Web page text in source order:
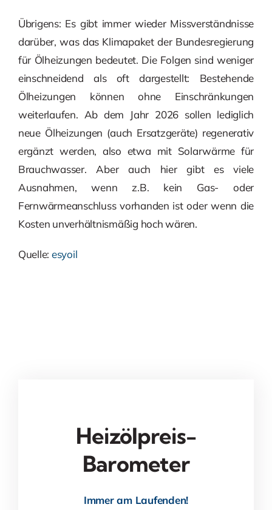
Übrigens: Es gibt immer wieder Missverständnisse
darüber, was das Klimapaket der Bundesregierung
für Ölheizungen bedeutet. Die Folgen sind weniger
einschneidend als oft dargestellt: Bestehende
Ölheizungen können ohne Einschränkungen
weiterlaufen. Ab dem Jahr 2026 sollen lediglich
neue Ölheizungen (auch Ersatzgeräte) regenerativ
ergänzt werden, also etwa mit Solarwärme für
Brauchwasser. Aber auch hier gibt es viele
Ausnahmen, wenn z.B. kein Gas- oder
Fernwärmeanschluss vorhanden ist oder wenn die
Kosten unverhältnismäßig hoch wären.
Quelle: esyoil
Heizölpreis-
Barometer
Immer am Laufenden!